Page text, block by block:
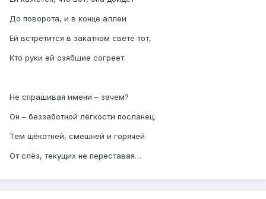
До поворота, и в конце аллеи
Ей встретится в закатном свете тот,
Кто руки ей озябшие согреет.
Не спрашивая имени – зачем?
Он – беззаботной лёгкости посланец.
Тем щёкотней, смешней и горячей
От слёз, текущих не переставая…